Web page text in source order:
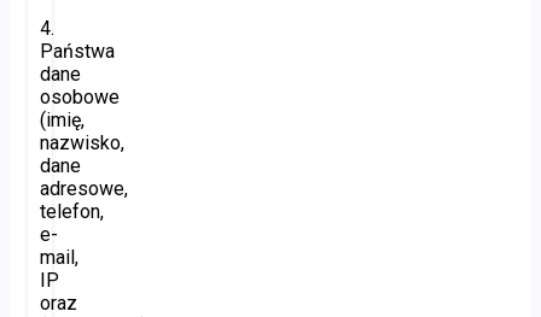
4.
Państwa
dane
osobowe
(imię,
nazwisko,
dane
adresowe,
telefon,
e-
mail,
IP
oraz